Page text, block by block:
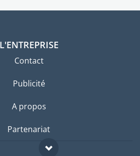
L'ENTREPRISE
Contact
Publicité
A propos
Partenariat